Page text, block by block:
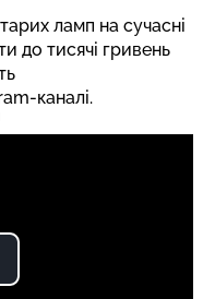
ламп на сучасні
до тисячі гривень
каналі.